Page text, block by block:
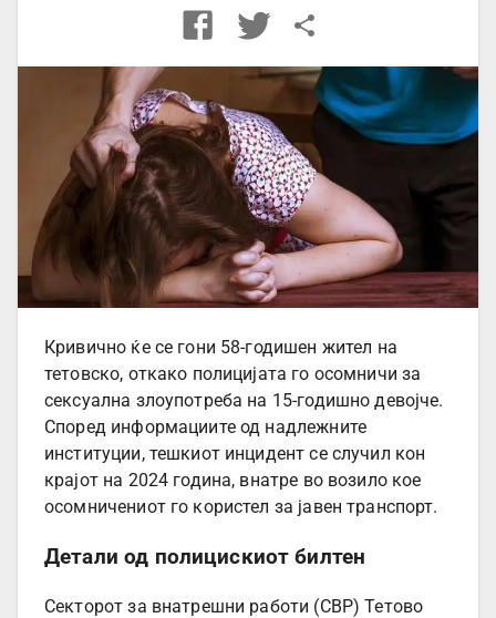
Кривично ќе се гони 58-годишен жител на
тетовско, откако полицијата го осомничи за
сексуална злоупотреба на 15-годишно девојче.
Според информациите од надлежните
институции, тешкиот инцидент се случил кон
крајот на 2024 година, внатре во возило кое
осомничениот го користел за јавен транспорт.
Детали од полицискиот билтен
Секторот за внатрешни работи (СВР) Тетово